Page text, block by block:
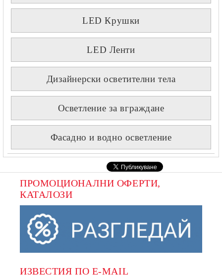
LED Крушки
LED Ленти
Дизайнерски осветителни тела
Осветление за вграждане
Фасадно и водно осветление
ПРОМОЦИОНАЛНИ ОФЕРТИ,
КАТАЛОЗИ
ИЗВЕСТИЯ ПО E-MAIL